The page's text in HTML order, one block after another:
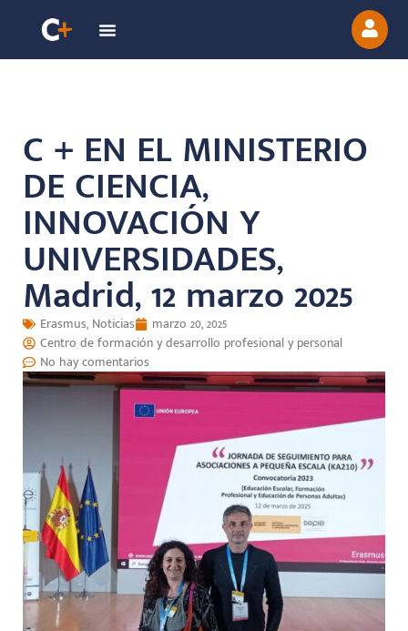
C + EN EL MINISTERIO
DE CIENCIA,
INNOVACIÓN Y
UNIVERSIDADES,
Madrid, 12 marzo 2025
Erasmus, Noticias
marzo 20, 2025
Centro de formación y desarrollo profesional y personal
No hay comentarios